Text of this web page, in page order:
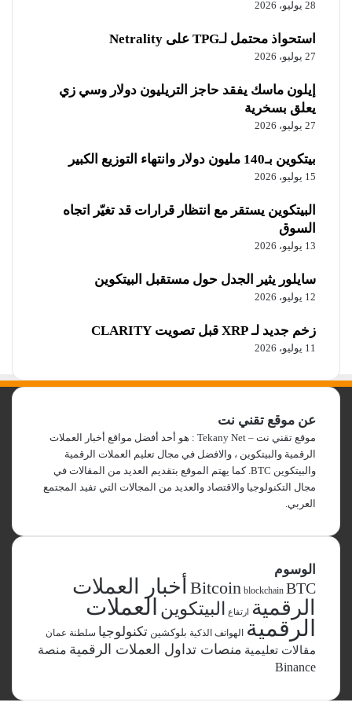
28 يوليو، 2026
استحواذ محتمل لـTPG على Netrality
27 يوليو، 2026
إيلون ماسك يفقد حاجز التريليون دولار وسي زي
يعلق بسخرية
27 يوليو، 2026
بيتكوين بـ140 مليون دولار وانتهاء التوزيع الكبير
15 يوليو، 2026
البيتكوين يستقر مع انتظار قرارات قد تغيّر اتجاه
السوق
13 يوليو، 2026
سايلور يثير الجدل حول مستقبل البيتكوين
12 يوليو، 2026
زخم جديد لـ XRP قبل تصويت CLARITY
11 يوليو، 2026
عن موقع تقني نت
موقع تقني نت – Tekany Net : هو أحد أفضل مواقع أخبار العملات
الرقمية والبيتكوين ، والافضل في مجال تعليم العملات الرقمية
والبيتكوين BTC. كما يهتم الموقع بتقديم العديد من المقالات في
مجال التكنولوجيا والاقتصاد والعديد من المجالات التي تفيد المجتمع
العربي.
الوسوم
Bitcoin blockchain BTC
أخبار العملات
الرقمية
ارتفاع البيتكوين العملات
الرقمية
الهواتف الذكية بلوكشين تكنولوجيا سلطنة عمان
مقالات تعليمية منصات تداول العملات الرقمية منصة
Binance